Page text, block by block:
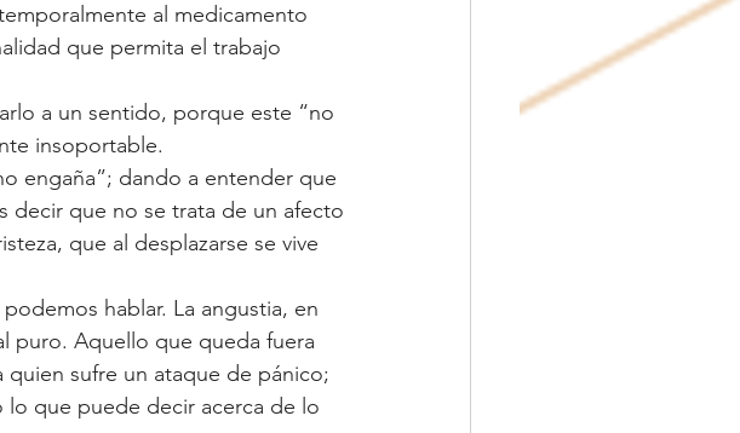
al medicamento
que permita el trabajo
a un sentido, porque este “no
insoportable.
engaña”; dando a entender que
decir que no se trata de un afecto
que al desplazarse se vive
hablar. La angustia, en
puro. Aquello que queda fuera
sufre un ataque de pánico;
que puede decir acerca de lo